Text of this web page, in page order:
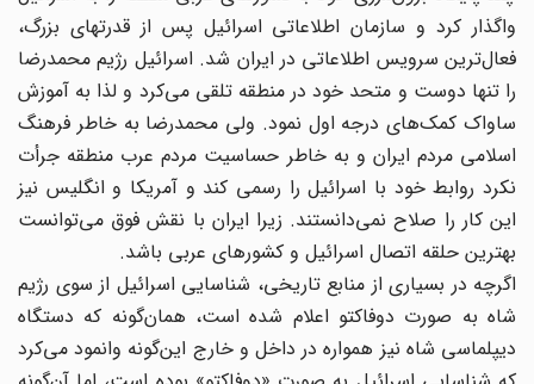
واگذار کرد و سازمان اطلاعاتی اسرائیل پس از قدرتهای بزرگ،
فعال‌ترین سرویس اطلاعاتی در ایران شد. اسرائیل رژیم محمدرضا
را تنها دوست و متحد خود در منطقه تلقی می‌کرد و لذا به آموزش
ساواک کمک‌های درجه اول نمود. ولی محمدرضا به خاطر فرهنگ
اسلامی مردم ایران و به خاطر حساسیت مردم عرب منطقه جرأت
نکرد روابط خود با اسرائیل را رسمی کند و آمریکا و انگلیس نیز
این کار را صلاح نمی‌دانستند. زیرا ایران با نقش فوق می‌توانست
بهترین حلقه اتصال اسرائیل و کشورهای عربی باشد.
اگرچه در بسیاری از منابع تاریخی، شناسایی اسرائیل از سوی رژیم
شاه به صورت دوفاکتو اعلام شده است، همان‌گونه که دستگاه
دیپلماسی شاه نیز همواره در داخل و خارج این‌گونه وانمود می‌کرد